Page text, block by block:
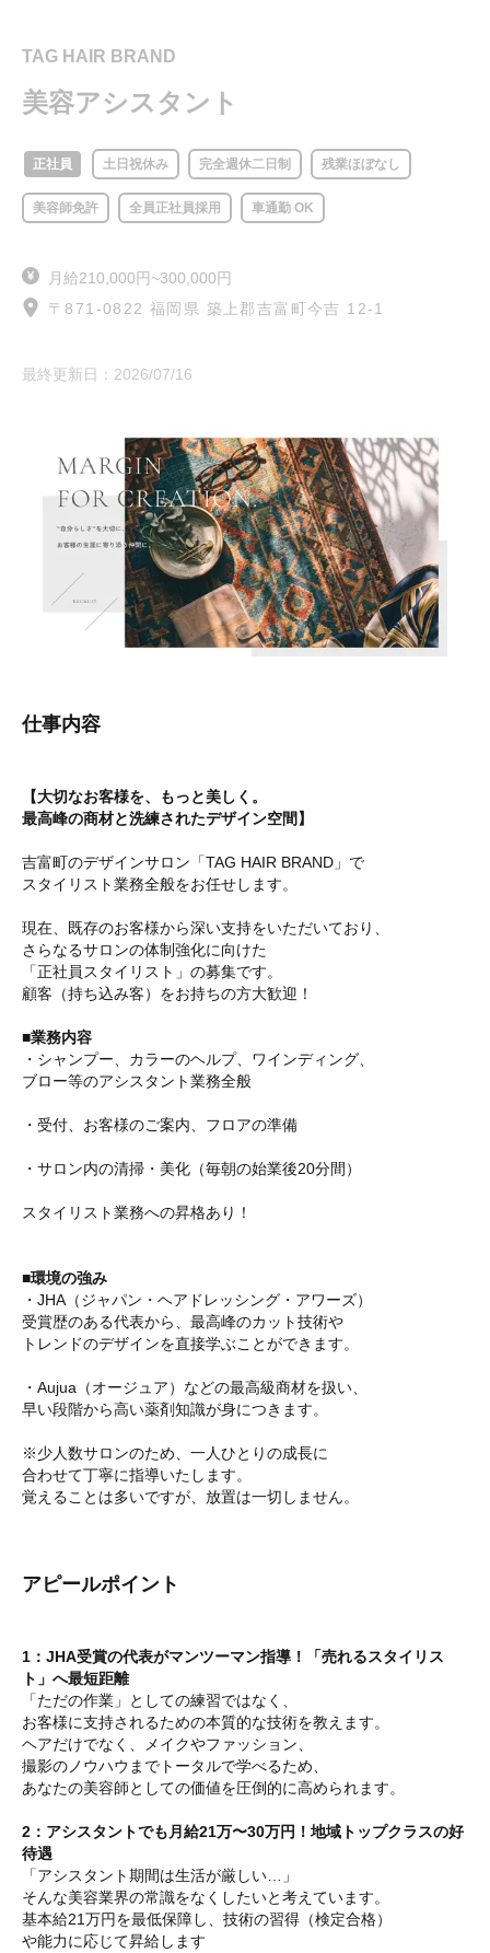
TAG HAIR BRAND
美容アシスタント
正社員 土日祝休み 完全週休二日制 残業ほぼなし
美容師免許 全員正社員採用 車通勤 OK
月給210,000円~300,000円
〒871-0822 福岡県 築上郡吉富町今吉 12-1
最終更新日： 2026/07/16
仕事内容
【大切なお客様を、もっと美しく。
最高峰の商材と洗練されたデザイン空間】
吉富町のデザインサロン「TAG HAIR BRAND」で
スタイリスト業務全般をお任せします。
現在、既存のお客様から深い支持をいただいており、
さらなるサロンの体制強化に向けた
「正社員スタイリスト」の募集です。
顧客（持ち込み客）をお持ちの方大歓迎！
■業務内容
・シャンプー、カラーのヘルプ、ワインディング、
ブロー等のアシスタント業務全般
・受付、お客様のご案内、フロアの準備
・サロン内の清掃・美化（毎朝の始業後20分間）
スタイリスト業務への昇格あり！
■環境の強み
・JHA（ジャパン・ヘアドレッシング・アワーズ）
受賞歴のある代表から、最高峰のカット技術や
トレンドのデザインを直接学ぶことができます。
・Aujua（オージュア）などの最高級商材を扱い、
早い段階から高い薬剤知識が身につきます。
※少人数サロンのため、一人ひとりの成長に
合わせて丁寧に指導いたします。
覚えることは多いですが、放置は一切しません。
アピールポイント
1：JHA受賞の代表がマンツーマン指導！「売れるスタイリス
ト」へ最短距離
「ただの作業」としての練習ではなく、
お客様に支持されるための本質的な技術を教えます。
ヘアだけでなく、メイクやファッション、
撮影のノウハウまでトータルで学べるため、
あなたの美容師としての価値を圧倒的に高められます。
2：アシスタントでも月給21万〜30万円！地域トップクラスの好
待遇
「アシスタント期間は生活が厳しい…」
そんな美容業界の常識をなくしたいと考えています。
基本給21万円を最低保障し、技術の習得（検定合格）
や能力に応じて昇給します